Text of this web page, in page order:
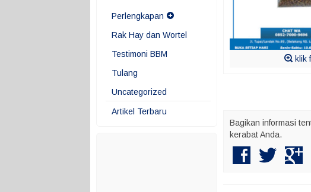
Perlengkapan
Rak Hay dan Wortel
Testimoni BBM
Tulang
Uncategorized
Artikel Terbaru
klik
Bagikan informasi
kerabat Anda.